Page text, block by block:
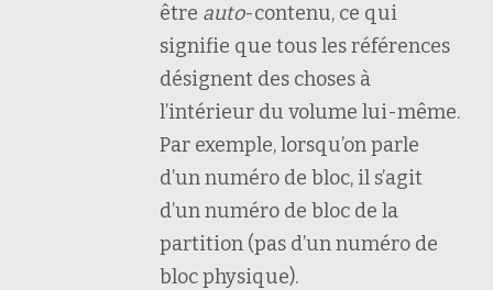
être auto-contenu, ce qui
signifie que tous les références
désignent des choses à
l’intérieur du volume lui-même.
Par exemple, lorsqu’on parle
d’un numéro de bloc, il s’agit
d’un numéro de bloc de la
partition (pas d’un numéro de
bloc physique).